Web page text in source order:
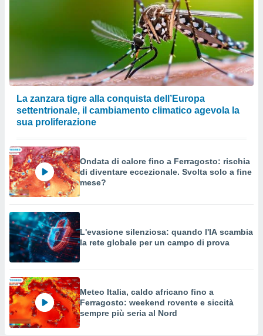
La zanzara tigre alla conquista dell’Europa
settentrionale, il cambiamento climatico agevola la
sua proliferazione
Ondata di calore fino a Ferragosto: rischia
di diventare eccezionale. Svolta solo a fine
mese?
L'evasione silenziosa: quando l'IA scambia
la rete globale per un campo di prova
Meteo Italia, caldo africano fino a
Ferragosto: weekend rovente e siccità
sempre più seria al Nord